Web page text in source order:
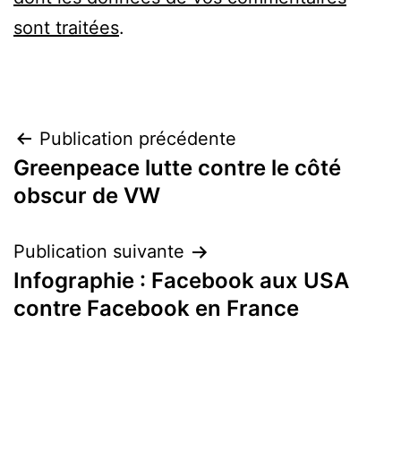
sont traitées.
Navigation
de
Publication précédente
Greenpeace lutte contre le côté
obscur de VW
Publication suivante
Infographie : Facebook aux USA
contre Facebook en France